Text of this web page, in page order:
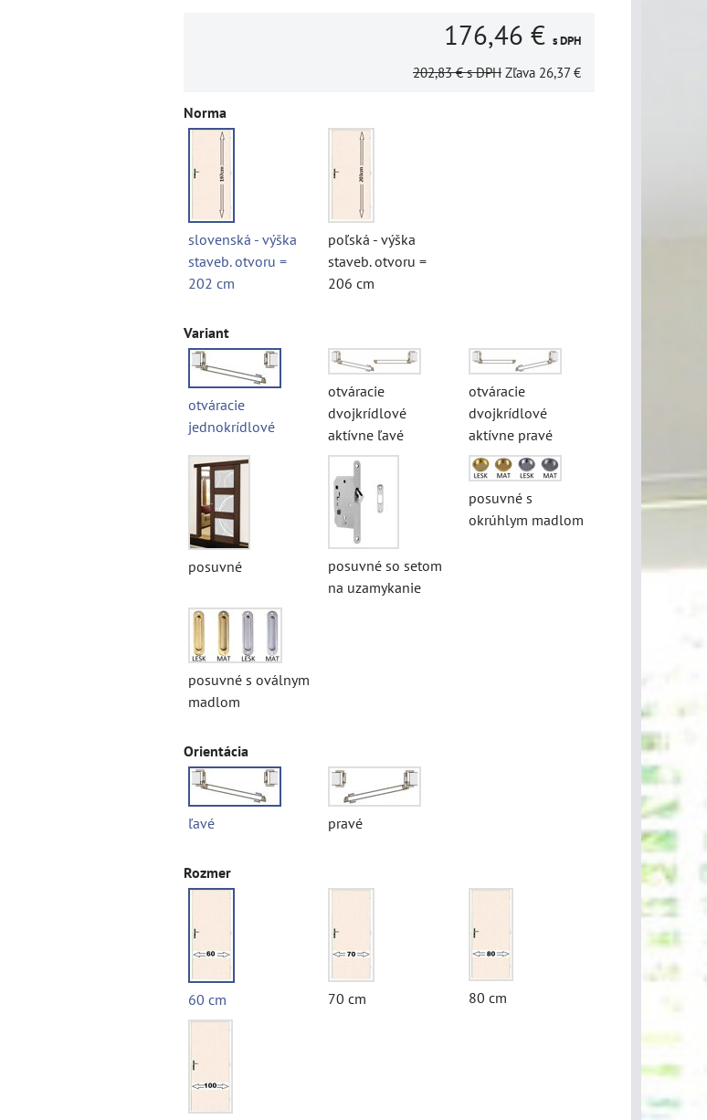
176,46 € s DPH
202,83 € s DPH Zľava 26,37 €
Norma
slovenská - výška
staveb. otvoru =
202 cm
poľská - výška
staveb. otvoru =
206 cm
Variant
otváracie
jednokrídlové
otváracie
dvojkrídlové
aktívne ľavé
otváracie
dvojkrídlové
aktívne pravé
posuvné
posuvné so setom
na uzamykanie
posuvné s
okrúhlym madlom
posuvné s oválnym
madlom
Orientácia
ľavé pravé
Rozmer
60 cm 70 cm 80 cm